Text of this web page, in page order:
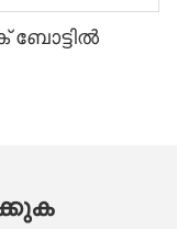
ബോട്ടിൽ